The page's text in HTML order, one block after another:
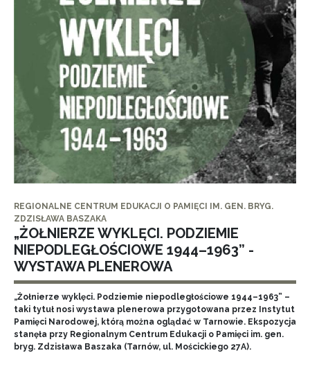
REGIONALNE CENTRUM EDUKACJI O PAMIĘCI IM. GEN. BRYG.
ZDZISŁAWA BASZAKA
„ŻOŁNIERZE WYKLĘCI. PODZIEMIE
NIEPODLEGŁOŚCIOWE 1944–1963” -
WYSTAWA PLENEROWA
„Żołnierze wyklęci. Podziemie niepodległościowe 1944–1963” –
taki tytuł nosi wystawa plenerowa przygotowana przez Instytut
Pamięci Narodowej, którą można oglądać w Tarnowie. Ekspozycja
stanęła przy Regionalnym Centrum Edukacji o Pamięci im. gen.
bryg. Zdzisława Baszaka (Tarnów, ul. Mościckiego 27A).